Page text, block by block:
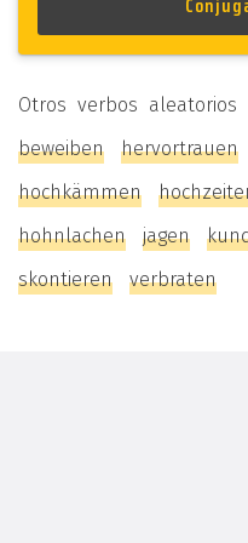
Otros verbos aleatorios
beweiben
hervortrauen
hochkämmen
hohnlachen
jagen
skontieren
verbraten